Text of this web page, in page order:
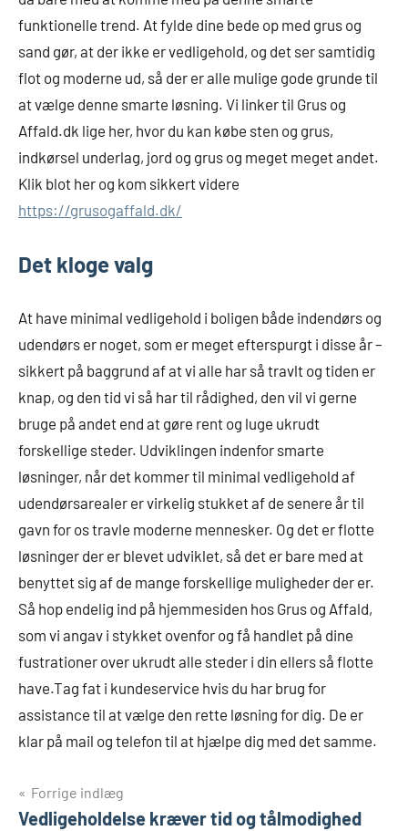
funktionelle trend. At fylde dine bede op med grus og
sand gør, at der ikke er vedligehold, og det ser samtidig
flot og moderne ud, så der er alle mulige gode grunde til
at vælge denne smarte løsning. Vi linker til Grus og
Affald.dk lige her, hvor du kan købe sten og grus,
indkørsel underlag, jord og grus og meget meget andet.
Klik blot her og kom sikkert videre
https://grusogaffald.dk/
Det kloge valg
At have minimal vedligehold i boligen både indendørs og
udendørs er noget, som er meget efterspurgt i disse år –
sikkert på baggrund af at vi alle har så travlt og tiden er
knap, og den tid vi så har til rådighed, den vil vi gerne
bruge på andet end at gøre rent og luge ukrudt
forskellige steder. Udviklingen indenfor smarte
løsninger, når det kommer til minimal vedligehold af
udendørsarealer er virkelig stukket af de senere år til
gavn for os travle moderne mennesker. Og det er flotte
løsninger der er blevet udviklet, så det er bare med at
benyttet sig af de mange forskellige muligheder der er.
Så hop endelig ind på hjemmesiden hos Grus og Affald,
som vi angav i stykket ovenfor og få handlet på dine
fustrationer over ukrudt alle steder i din ellers så flotte
have.Tag fat i kundeservice hvis du har brug for
assistance til at vælge den rette løsning for dig. De er
klar på mail og telefon til at hjælpe dig med det samme.
Indlægsnavigation
Forrige indlæg
Vedligeholdelse kræver tid og tålmodighed